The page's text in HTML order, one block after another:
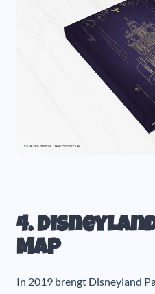
4.
Map
In 2019 brengt Disneyland